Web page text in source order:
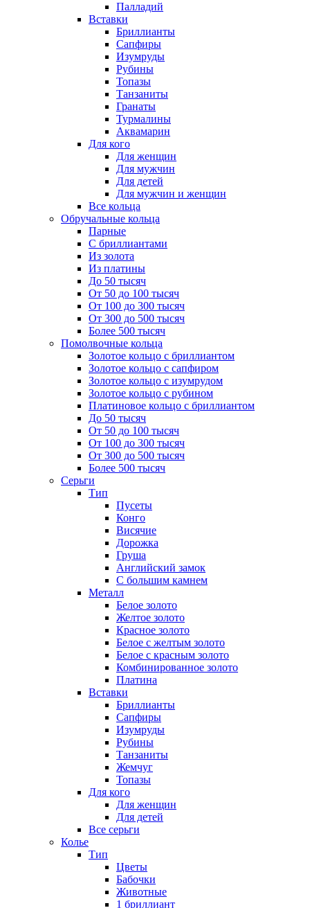
Палладий
Вставки
Бриллианты
Сапфиры
Изумруды
Рубины
Топазы
Танзаниты
Гранаты
Турмалины
Аквамарин
Для кого
Для женщин
Для мужчин
Для детей
Для мужчин и женщин
Все кольца
Обручальные кольца
Парные
С бриллиантами
Из золота
Из платины
До 50 тысяч
От 50 до 100 тысяч
От 100 до 300 тысяч
От 300 до 500 тысяч
Более 500 тысяч
Помолвочные кольца
Золотое кольцо с бриллиантом
Золотое кольцо с сапфиром
Золотое кольцо с изумрудом
Золотое кольцо с рубином
Платиновое кольцо с бриллиантом
До 50 тысяч
От 50 до 100 тысяч
От 100 до 300 тысяч
От 300 до 500 тысяч
Более 500 тысяч
Серьги
Тип
Пусеты
Конго
Висячие
Дорожка
Груша
Английский замок
С большим камнем
Металл
Белое золото
Желтое золото
Красное золото
Белое с желтым золото
Белое с красным золото
Комбинированное золото
Платина
Вставки
Бриллианты
Сапфиры
Изумруды
Рубины
Танзаниты
Жемчуг
Топазы
Для кого
Для женщин
Для детей
Все серьги
Колье
Тип
Цветы
Бабочки
Животные
1 бриллиант